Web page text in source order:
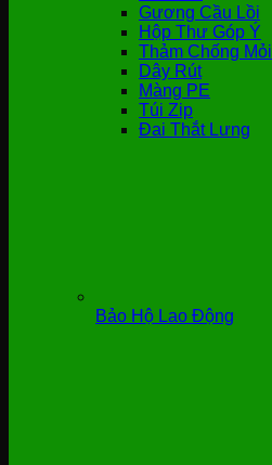
Gương Cầu Lồi
Hộp Thư Góp Ý
Thảm Chống Mỏi
Dây Rút
Màng PE
Túi Zip
Đai Thắt Lưng
Bảo Hộ Lao Động